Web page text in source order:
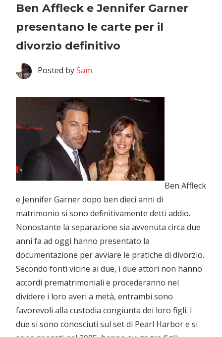
Ben Affleck e Jennifer Garner
presentano le carte per il
divorzio definitivo
Posted bySam
Ben Affleck
e Jennifer Garner dopo ben dieci anni di
matrimonio si sono definitivamente detti addio.
Nonostante la separazione sia avvenuta circa due
anni fa ad oggi hanno presentato la
documentazione per avviare le pratiche di divorzio.
Secondo fonti vicine ai due, i due attori non hanno
accordi prematrimoniali e procederanno nel
dividere i loro averi a metà, entrambi sono
favorevoli alla custodia congiunta dei loro figli. I
due si sono conosciuti sul set di Pearl Harbor e si